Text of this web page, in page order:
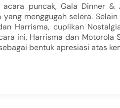
acara puncak, Gala Dinner
yang menggugah selera.
Harrisma, cuplikan
ini, Harrisma dan
bentuk apresiasi atas